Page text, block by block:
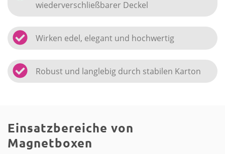
wiederverschließbarer Deckel
Wirken edel, elegant und hochwertig
Robust und langlebig durch stabilen Karton
Einsatzbereiche von
Magnetboxen